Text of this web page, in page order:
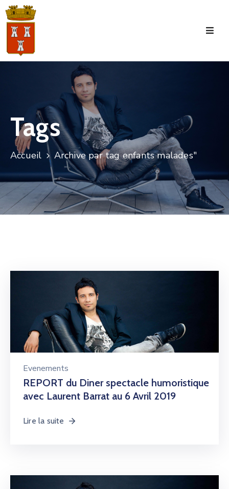
Accueil
Manifestations
Vie
Municipale
Services
Jeunesse
Tags
Accueil Archive par tag enfants malades"
Evenements
REPORT du Diner spectacle humoristique
avec Laurent Barrat au 6 Avril 2019
Lire la suite